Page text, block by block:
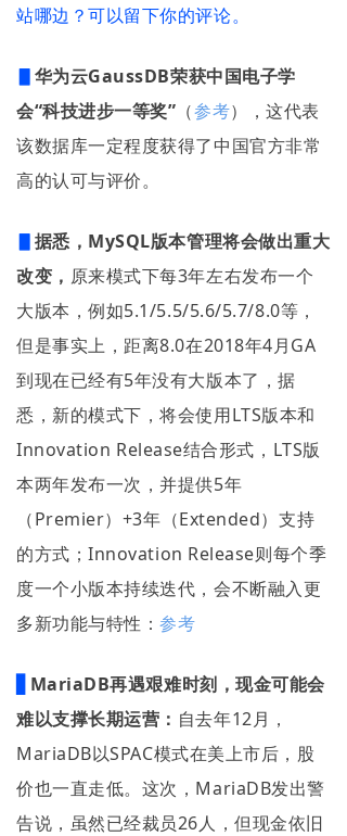
站哪边？可以留下你的评论。
▋华为云GaussDB荣获中国电子学
会“科技进步一等奖” （参考），这代表
该数据库一定程度获得了中国官方非常
高的认可与评价。
▋据悉，MySQL版本管理将会做出重大
改变 ， 原来模式下每3年左右发布一个
大版本，例如5.1/5.5/5.6/5.7/8.0等，
但是事实上，距离8.0在2018年4月GA
到现在已经有5年没有大版本了，据
悉，新的模式下，将会使用LTS版本和
Innovation Release结合形式，LTS版
本两年发布一次，并提供5年
（Premier）+3年（Extended）支持
的方式；Innovation Release则每个季
度一个小版本持续迭代，会不断融入更
多新功能与特性：参考
MariaDB再遇艰难时刻，现金可能会
难以支撑长期运营： 自去年12月，
MariaDB以SPAC模式在美上市后，股
价也一直走低。这次，MariaDB发出警
告说，虽然已经裁员26人，但现金依旧